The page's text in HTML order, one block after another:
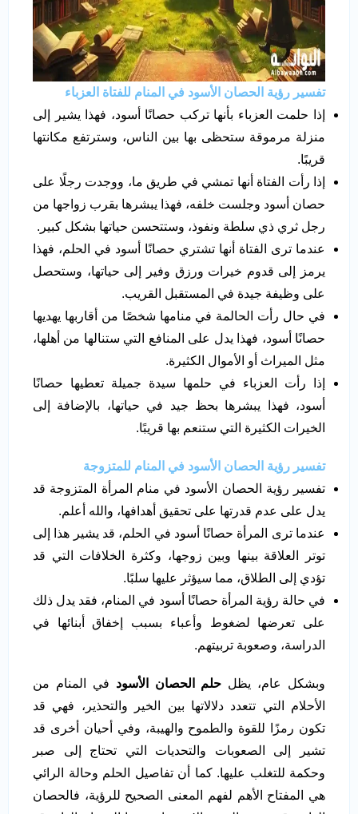
تفسير رؤية الحصان الأسود في المنام للفتاة العزباء
إذا حلمت العزباء بأنها تركب حصانًا أسود، فهذا يشير إلى
منزلة مرموقة ستحظى بها بين الناس، وسترتفع مكانتها
قريبًا.
إذا رأت الفتاة أنها تمشي في طريق ما، ووجدت رجلًا على
حصان أسود وجلست خلفه، فهذا يبشرها بقرب زواجها من
رجل ثري ذي سلطة ونفوذ، وستتحسن حياتها بشكل كبير.
عندما ترى الفتاة أنها تشتري حصانًا أسود في الحلم، فهذا
يرمز إلى قدوم خيرات ورزق وفير إلى حياتها، وستحصل
على وظيفة جيدة في المستقبل القريب.
في حال رأت الحالمة في منامها شخصًا من أقاربها يهديها
حصانًا أسود، فهذا يدل على المنافع التي ستنالها من أهلها،
مثل الميراث أو الأموال الكثيرة.
إذا رأت العزباء في حلمها سيدة جميلة تعطيها حصانًا
أسود، فهذا يبشرها بحظ جيد في حياتها، بالإضافة إلى
الخيرات الكثيرة التي ستنعم بها قريبًا.
تفسير رؤية الحصان الأسود في المنام للمتزوجة
تفسير رؤية الحصان الأسود في منام المرأة المتزوجة قد
يدل على عدم قدرتها على تحقيق أهدافها، والله أعلم.
عندما ترى المرأة حصانًا أسود في الحلم، قد يشير هذا إلى
توتر العلاقة بينها وبين زوجها، وكثرة الخلافات التي قد
تؤدي إلى الطلاق، مما سيؤثر عليها سلبًا.
في حالة رؤية المرأة حصانًا أسود في المنام، فقد يدل ذلك
على تعرضها لضغوط وأعباء بسبب إخفاق أبنائها في
الدراسة، وصعوبة تربيتهم.
وبشكل عام، يظل حلم الحصان الأسود في المنام من
الأحلام التي تتعدد دلالاتها بين الخير والتحذير، فهي قد
تكون رمزًا للقوة والطموح والهيبة، وفي أحيان أخرى قد
تشير إلى الصعوبات والتحديات التي تحتاج إلى صبر
وحكمة للتغلب عليها. كما أن تفاصيل الحلم وحالة الرائي
هي المفتاح الأهم لفهم المعنى الصحيح للرؤية، فالحصان